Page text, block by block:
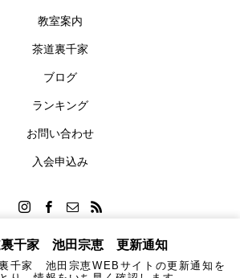
教室案内
茶道裏千家
ブログ
ランキング
お問い合わせ
入会申込み
© 2023 - 2025 Urasenke Ikeda Soukei
裏千家 池田宗恵 更新通知
千家 池田宗恵WEBサイトの更新通知を